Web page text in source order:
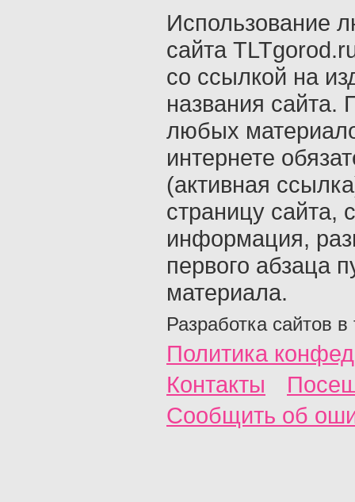
Использование
сайта
со ссылкой на
названия сайта.
любых
интернете
(активная
страницу сайта,
информация,
первого абзаца
материала.
Разработка сайтов в
Политика
Контакты
Сообщить об